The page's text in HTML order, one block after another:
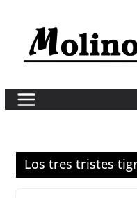
content
Los tres tristes